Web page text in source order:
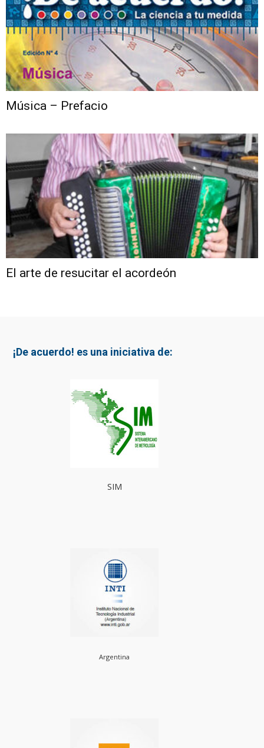
Música – Prefacio
El arte de resucitar el acordeón
¡De acuerdo! es una iniciativa de:
SIM
Argentina